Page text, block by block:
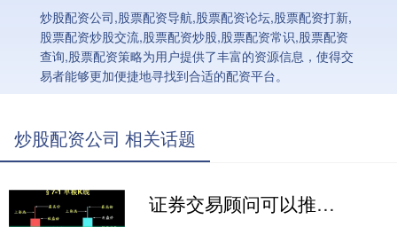
炒股配资公司,股票配资导航,股票配资论坛,股票配资打新,
股票配资炒股交流,股票配资炒股,股票配资常识,股票配资
查询,股票配资策略为用户提供了丰富的资源信息，使得交
易者能够更加便捷地寻找到合适的配资平台。
炒股配资公司 相关话题
证券交易顾问可以推荐股票吗 线上炒股配资：助您资金倍增，投资更轻松